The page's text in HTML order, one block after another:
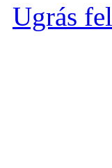
Ugrás fel